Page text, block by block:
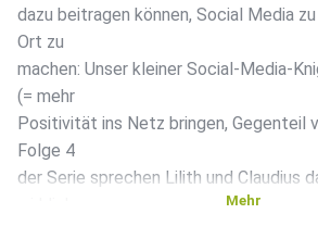
dazu beitragen können, Social Media
Ort zu
machen: Unser kleiner Social-Media-
(= mehr
Positivität ins Netz bringen, Gegenteil
Folge 4
der Serie sprechen Lilith und Claudius
Mehr